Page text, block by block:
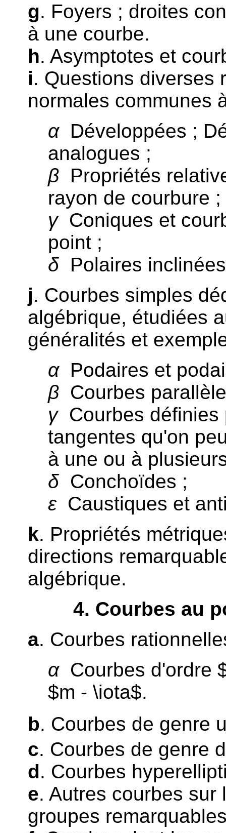
g. Foyers ; droites
à une courbe.
h. Asymptotes et
i. Questions diverses
normales communes
αDéveloppées ;
analogues ;
β Propriétés
rayon de courbure ;
γConiques et
point ;
δ Polaires
j. Courbes simples
algébrique, étudiées
généralités et
αPodaires et
β Courbes
γCourbes définies
tangentes qu'on
à une ou à
δ Conchoïdes ;
εCaustiques et
k. Propriétés
directions
algébrique.
4. Courbes au
a. Courbes
αCourbes d'ordre
$m - \iota$.
b. Courbes de genre
c. Courbes de genre
d. Courbes
e. Autres courbes
groupes